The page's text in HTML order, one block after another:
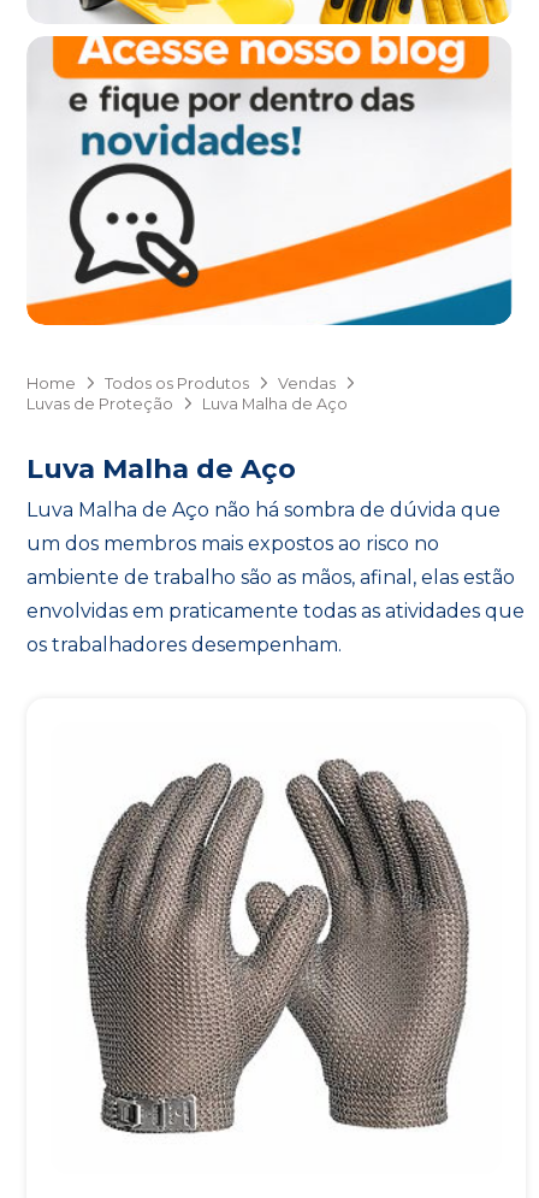
Home Todos os Produtos
Vendas
Luvas de Proteção
Luva Malha de Aço
Luva Malha de Aço
Luva Malha de Aço não há sombra de dúvida que
um dos membros mais expostos ao risco no
ambiente de trabalho são as mãos, afinal, elas estão
envolvidas em praticamente todas as atividades que
os trabalhadores desempenham.